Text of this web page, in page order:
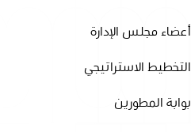
أعضاء مجلس الإدارة
التخطيط الاستراتيجي
بوابة المطورين